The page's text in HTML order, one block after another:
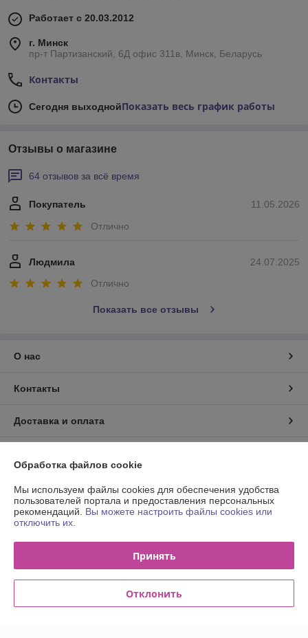
Работает с 20.03.2012
г. Минск
пр-т Партизанский, 6Д офис 311в, Минск, Беларусь
Контакты
Сегодня выходнойПоказать весь график работы
Отзывы о магазине
64 отзывов за всё время
11.05.2026
Покупатель
Отлично
24.07.2025
Людмила
Отлично
Показать все отзывы
О нас
Контакты
Доставка и оплата
Полная версия сайта
Политика обработки cookies
Обработка файлов cookie
Мы используем файлы cookies для обеспечения удобства
пользователей портала и предоставления персональных
рекомендаций. Вы можете настроить файлы cookies или
отключить их.
Принять
Отклонить